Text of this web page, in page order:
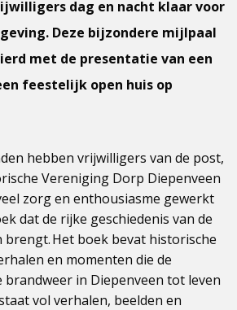
dag en nacht klaar voor
Deze bijzondere mijlpaal
met de presentatie van een
feestelijk open huis op
hebben vrijwilligers van de post,
Vereniging Dorp Diepenveen
zorg en enthousiasme gewerkt
dat de rijke geschiedenis van de
brengt. Het boek bevat historische
en momenten die de
brandweer in Diepenveen tot leven
vol verhalen, beelden en